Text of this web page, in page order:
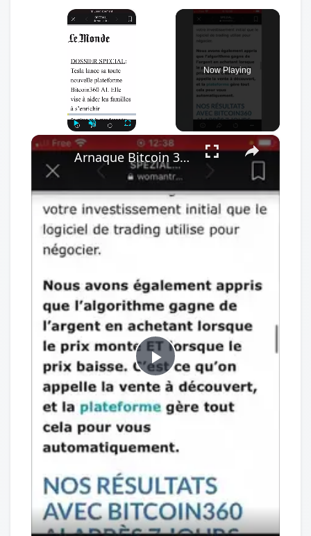
×
Play
Now Playing
×
Play
Video
Arnaque Bitcoin 360 AI